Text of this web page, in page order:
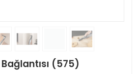
Bağlantısı (575)